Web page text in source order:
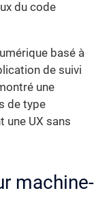
du code
basé à
de suivi
une
de type
une UX sans
machine-